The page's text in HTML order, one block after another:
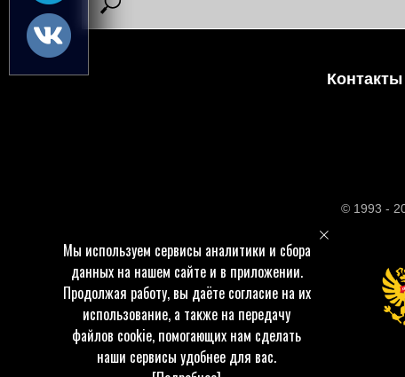
Мы используем сервисы аналитики и сбора
данных на нашем сайте и в приложении.
Продолжая работу, вы даёте согласие на их
использование, а также на передачу
файлов cookie, помогающих нам сделать
наши сервисы удобнее для вас.
Контакты
© 1993 -